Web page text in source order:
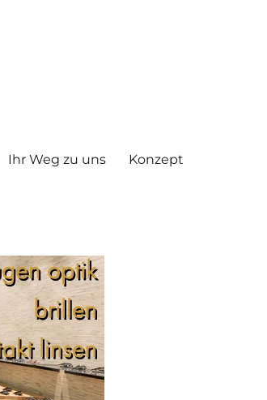
Ihr Weg zu uns Konzept